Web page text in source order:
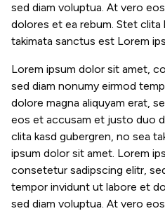
sed diam voluptua. At vero
dolores et ea rebum. Stet clita
takimata sanctus est Lorem
Lorem ipsum dolor sit amet,
sed diam nonumy eirmod
dolore magna aliquyam erat,
eos et accusam et justo duo
clita kasd gubergren, no sea
ipsum dolor sit amet. Lorem
consetetur sadipscing elitr,
tempor invidunt ut labore et
sed diam voluptua. At vero